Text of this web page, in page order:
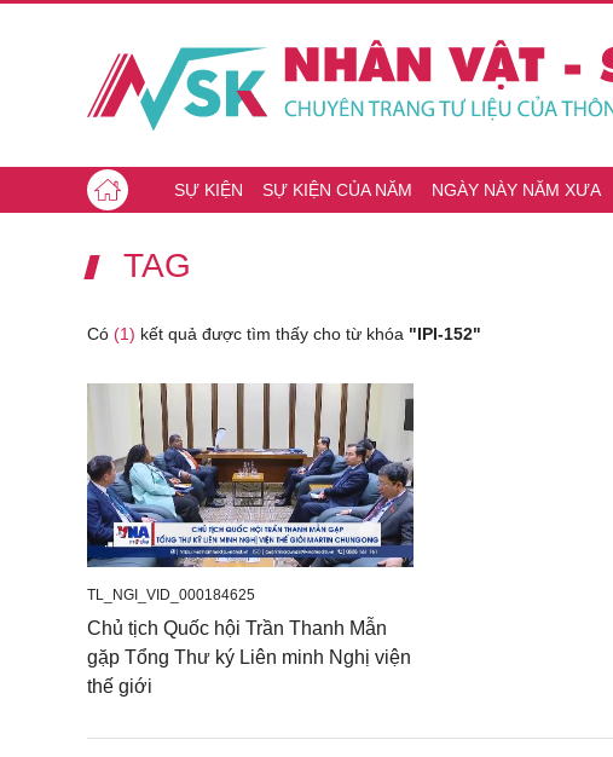
SỰ KIỆN SỰ KIỆN CỦA NĂM NGÀY NÀY NĂM XƯA
TAG
Có (1) kết quả được tìm thấy cho từ khóa "IPI-152"
TL_NGI_VID_000184625
Chủ tịch Quốc hội Trần Thanh Mẫn
gặp Tổng Thư ký Liên minh Nghị viện
thế giới